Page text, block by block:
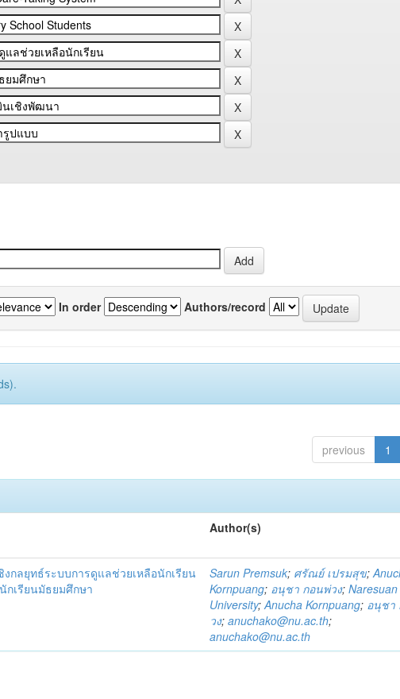
In order Authors/record
previous 1
Author(s)
กลยุทธ์ระบบการดูแลช่วยเหลือนักเรียน
กเรียนมัธยมศึกษา
Sarun Premsuk; ศรัณย์ เปรมสุข;
Kornpuang; อนุชา กอนพ่วง;Naresuan
University;Anucha Kornpuang; อนุชา
วง;anuchako@nu.ac.th;
anuchako@nu.ac.th